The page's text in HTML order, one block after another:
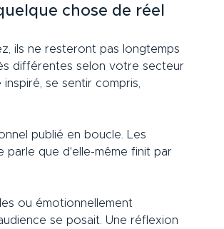
chose de réel
ils ne resteront pas longtemps
différentes selon votre secteur
se sentir compris,
publié en boucle. Les
parle que d'elle-même finit par
ou émotionnellement
se posait. Une réflexion